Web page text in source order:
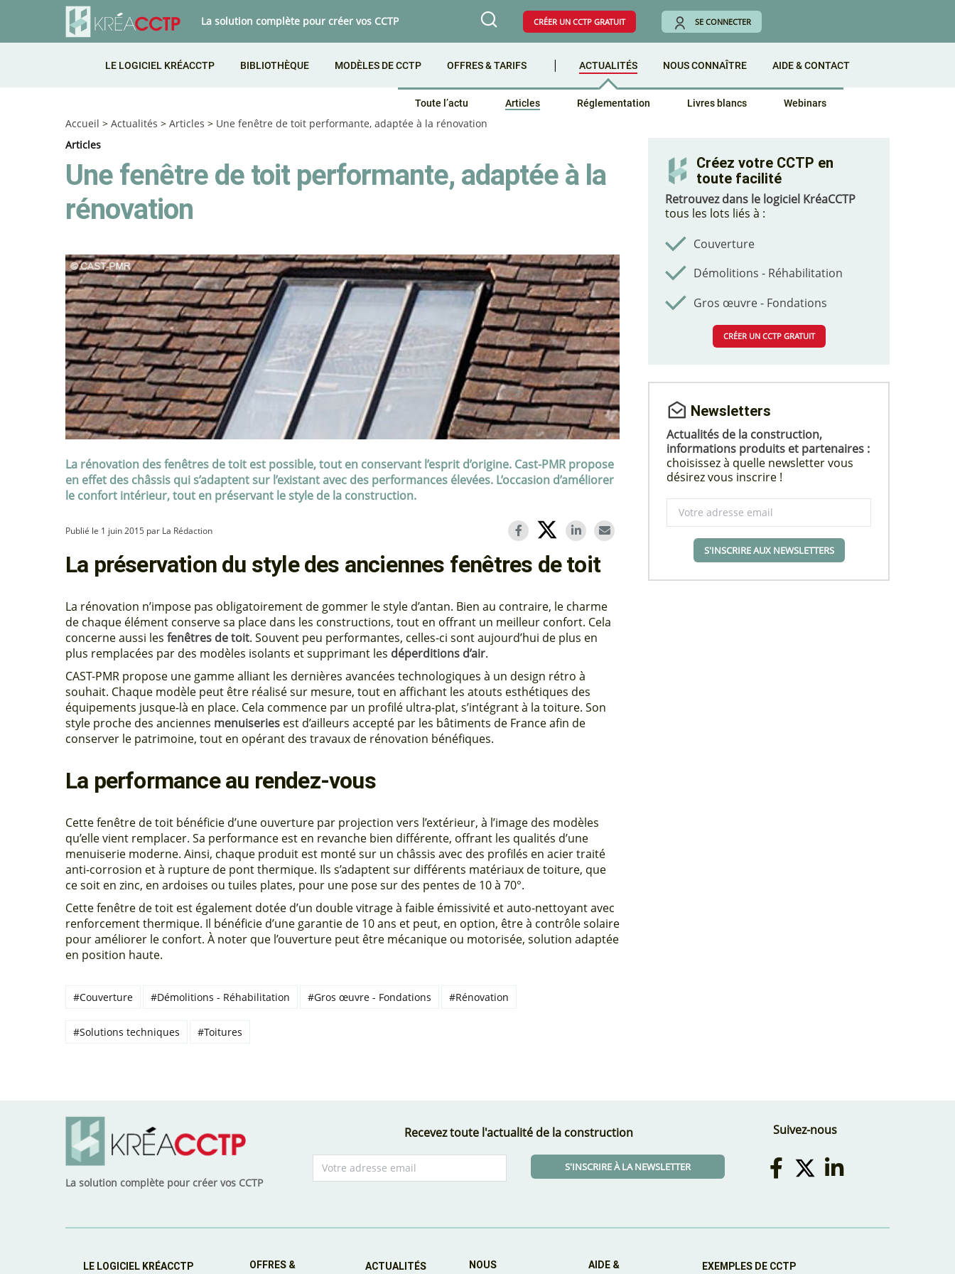
La solution complète pour créer vos CCTP CRÉER UN CCTP GRATUIT SE CONNECTER
LE LOGICIEL KRÉACCTP BIBLIOTHÈQUE MODÈLES DE CCTP OFFRES & TARIFS ACTUALITÉS
Toute l’actu Articles Réglementation Livres blancs Webinars
NOUS CONNAÎTRE AIDE & CONTACT
Accueil > Actualités > Articles > Une fenêtre de toit performante, adaptée à la rénovation
Articles
Une fenêtre de toit performante, adaptée à la
rénovation
La rénovation des fenêtres de toit est possible, tout en conservant l’esprit d’origine. Cast-PMR propose
en effet des châssis qui s’adaptent sur l’existant avec des performances élevées. L’occasion d’améliorer
le confort intérieur, tout en préservant le style de la construction.
Publié le 1 juin 2015 par La Rédaction
La préservation du style des anciennes fenêtres de toit
La rénovation n’impose pas obligatoirement de gommer le style d’antan. Bien au contraire, le charme
de chaque élément conserve sa place dans les constructions, tout en offrant un meilleur confort. Cela
concerne aussi les fenêtres de toit. Souvent peu performantes, celles-ci sont aujourd’hui de plus en
plus remplacées par des modèles isolants et supprimant les déperditions d’air.
CAST-PMR propose une gamme alliant les dernières avancées technologiques à un design rétro à
souhait. Chaque modèle peut être réalisé sur mesure, tout en affichant les atouts esthétiques des
équipements jusque-là en place. Cela commence par un profilé ultra-plat, s’intégrant à la toiture. Son
style proche des anciennes menuiseries est d’ailleurs accepté par les bâtiments de France afin de
conserver le patrimoine, tout en opérant des travaux de rénovation bénéfiques.
La performance au rendez-vous
Cette fenêtre de toit bénéficie d’une ouverture par projection vers l’extérieur, à l’image des modèles
qu’elle vient remplacer. Sa performance est en revanche bien différente, offrant les qualités d’une
menuiserie moderne. Ainsi, chaque produit est monté sur un châssis avec des profilés en acier traité
anti-corrosion et à rupture de pont thermique. Ils s’adaptent sur différents matériaux de toiture, que
ce soit en zinc, en ardoises ou tuiles plates, pour une pose sur des pentes de 10 à 70°.
Cette fenêtre de toit est également dotée d’un double vitrage à faible émissivité et auto-nettoyant avec
renforcement thermique. Il bénéficie d’une garantie de 10 ans et peut, en option, être à contrôle solaire
pour améliorer le confort. À noter que l’ouverture peut être mécanique ou motorisée, solution adaptée
en position haute.
#Couverture #Démolitions - Réhabilitation #Gros œuvre - Fondations #Rénovation
#Solutions techniques #Toitures
Créez votre CCTP en
toute facilité
Retrouvez dans le logiciel KréaCCTP
tous les lots liés à :
Couverture
Démolitions - Réhabilitation
Gros œuvre - Fondations
CRÉER UN CCTP GRATUIT
Newsletters
Actualités de la construction,
informations produits et partenaires :
choisissez à quelle newsletter vous
désirez vous inscrire !
S'INSCRIRE AUX NEWSLETTERS
La solution complète pour créer vos CCTP
Recevez toute l'actualité de la construction
S'INSCRIRE À LA NEWSLETTER
Suivez-nous
LE LOGICIEL KRÉACCTP OFFRES & ACTUALITÉS NOUS AIDE & EXEMPLES DE CCTP